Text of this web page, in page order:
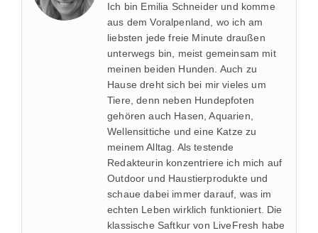
Ich bin Emilia Schneider und komme
aus dem Voralpenland, wo ich am
liebsten jede freie Minute draußen
unterwegs bin, meist gemeinsam mit
meinen beiden Hunden. Auch zu
Hause dreht sich bei mir vieles um
Tiere, denn neben Hundepfoten
gehören auch Hasen, Aquarien,
Wellensittiche und eine Katze zu
meinem Alltag. Als testende
Redakteurin konzentriere ich mich auf
Outdoor und Haustierprodukte und
schaue dabei immer darauf, was im
echten Leben wirklich funktioniert. Die
klassische Saftkur von LiveFresh habe